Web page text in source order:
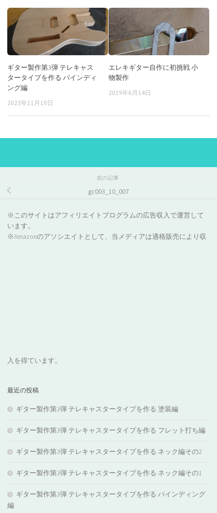
ギター製作第3弾 テレキャス
タータイプを作る バインディ
ング編
2023年11月10日
エレキギター自作に初挑戦 小
物製作
2019年6月14日
前の記事
gc003_10_007
※このサイトはアフィリエイトプログラムの広告収入で運営して
います。
※Amazonのアソシエイトとして、当メディアは適格販売により収
入を得ています。
最近の投稿
ギター製作第3弾 テレキャスタータイプを作る 塗装編
ギター製作第3弾 テレキャスタータイプを作る フレット打ち編
ギター製作第3弾 テレキャスタータイプを作る ネック編その2
ギター製作第3弾 テレキャスタータイプを作る ネック編その1
ギター製作第3弾 テレキャスタータイプを作る バインディング
編